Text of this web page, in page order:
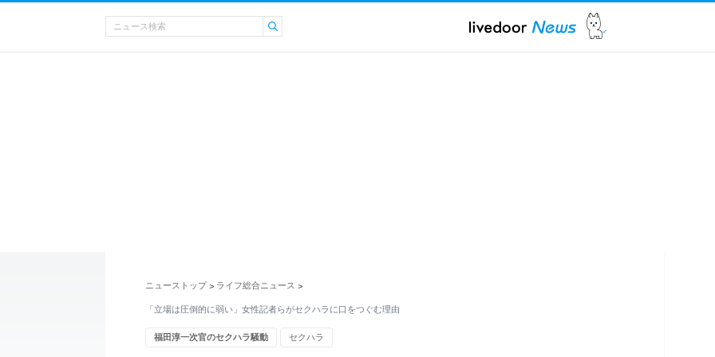
ニューストップ > ライフ総合ニュース >
「立場は圧倒的に弱い」女性記者らがセクハラに口をつぐむ理由
福田淳一次官のセクハラ騒動 セクハラ